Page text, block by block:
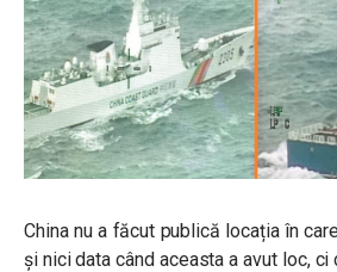
China nu a făcut publică locația în
și nici data când aceasta a avut loc, ci